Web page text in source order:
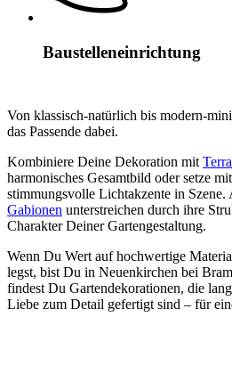
Baustelleneinrichtung
Von klassisch-natürlich bis modern-
das Passende dabei.
Kombiniere Deine Dekoration mit
harmonisches Gesamtbild oder setze mit
stimmungsvolle Lichtakzente in Szene.
Gabionen unterstreichen durch ihre
Charakter Deiner Gartengestaltung.
Wenn Du Wert auf hochwertige
legst, bist Du in Neuenkirchen bei
findest Du Gartendekorationen, die
Liebe zum Detail gefertigt sind – für